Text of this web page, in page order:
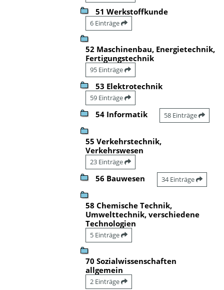
51 Werkstoffkunde
6 Einträge
52 Maschinenbau, Energietechnik,
Fertigungstechnik
95 Einträge
53 Elektrotechnik
59 Einträge
54 Informatik 58 Einträge
55 Verkehrstechnik,
Verkehrswesen
23 Einträge
56 Bauwesen 34 Einträge
58 Chemische Technik,
Umwelttechnik, verschiedene
Technologien
5 Einträge
70 Sozialwissenschaften
allgemein
2 Einträge